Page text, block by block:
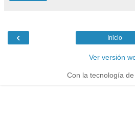
‹ Inicio
Ver versión
Con la tecnología de